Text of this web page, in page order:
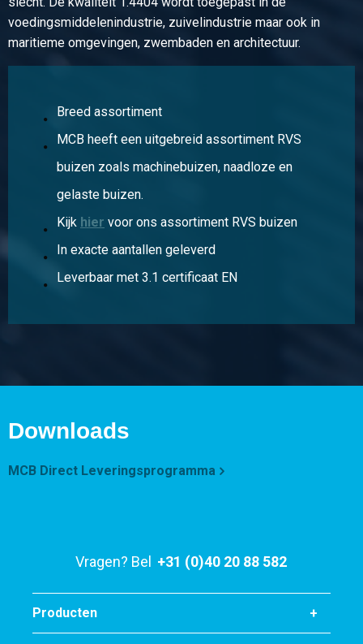
Selecteer
Artikelnummer
2430-0345-2
Rvs draadflens 316L ANSI 150 lbs RF SF 2Inx2In NPT
2,12
Bruto prijs
Selecteer
voedingsmiddelenindustrie, zuivelindustrie maar ook in
maritieme omgevingen, zwembaden en architectuur.
Breed assortiment
MCB heeft een uitgebreid assortiment RVS
buizen zoals machinebuizen, naadloze en
gelaste buizen.
Kijk hier voor ons assortiment RVS buizen
In exacte aantallen geleverd
Leverbaar met 3.1 certificaat EN
Downloads
MCB Direct Leveringsprogramma
Vragen? Bel +31 (0)40 20 88 582
Producten